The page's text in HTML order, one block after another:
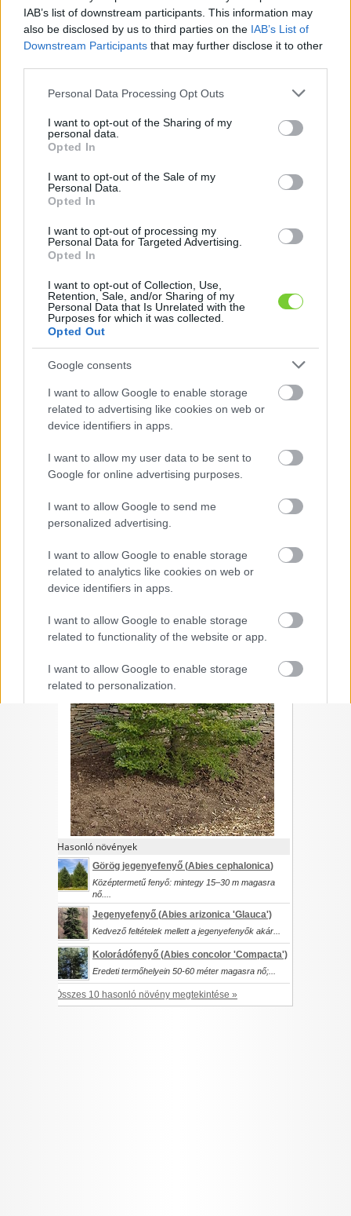
IAB’s list of downstream participants. This information may
also be disclosed by us to third parties on the IAB’s List of
Downstream Participants that may further disclose it to other
Please note that this website/app uses one or more Google
not limited to your visit or usage behaviour. You may click to
grant or deny consent to Google and its third-party tags to
use your data for below specified purposes in below Google
consent section.
Personal Data Processing Opt Outs
I want to opt-out of the Sharing of my
personal data.
Opted In
I want to opt-out of the Sale of my
Personal Data.
Opted In
I want to opt-out of processing my
Personal Data for Targeted Advertising.
Opted In
I want to opt-out of Collection, Use,
Retention, Sale, and/or Sharing of my
Personal Data that Is Unrelated with the
Purposes for which it was collected.
Opted Out
Google consents
I want to allow Google to enable storage
related to advertising like cookies on web or
device identifiers in apps.
I want to allow my user data to be sent to
Google for online advertising purposes.
I want to allow Google to send me
personalized advertising.
I want to allow Google to enable storage
related to analytics like cookies on web or
device identifiers in apps.
I want to allow Google to enable storage
related to functionality of the website or app.
I want to allow Google to enable storage
related to personalization.
I want to allow Google to enable storage
related to security, including authentication
functionality and fraud prevention, and other
user protection.
CONFIRM
Data Deletion Data Access Privacy Policy
Felhasználónév
Jelszó
Elfelejtette jelszavát?
Bejelentkezés
faiskola.hu
Kertészeti, kerti termékek és szolgáltatások térképes
KERTÉSZ ÉS KERTÉSZET REGISZTRÁCIÓ
Koreai jegenyefenyő
(Abies koreana)
A kisebb termetű fenyőfélék közé tartozik: csak 10–
15 méter magasra nő meg.
felálló tobozok augusztus elejétől lilásbarnára
színesednek. A megérett toboz pikkelyekre hullik szét, és
Bővebben:
http://hu.wikipedia.org/wiki/Koreai_jegenyefenyő
Hasonló növények
Görög jegenyefenyő (Abies cephalonica)
Középtermetű fenyő: mintegy 15–30 m magasra
nő....
Jegenyefenyő (Abies arizonica 'Glauca')
Kedvező feltételek mellett a jegenyefenyők akár...
Kolorádófenyő (Abies concolor 'Compacta')
Eredeti termőhelyein 50-60 méter magasra nő;...
Összes 10 hasonló növény megtekintése »